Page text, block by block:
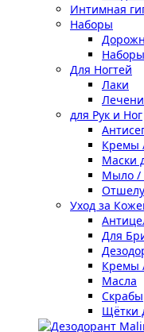
Интимная
Наборы
Наборы
Для Ногтей
Лаки
для Рук и Ног
Кремы
Маски
Мыло /
Уход за
Для
Кремы
Масла
Скрабы
Щётки